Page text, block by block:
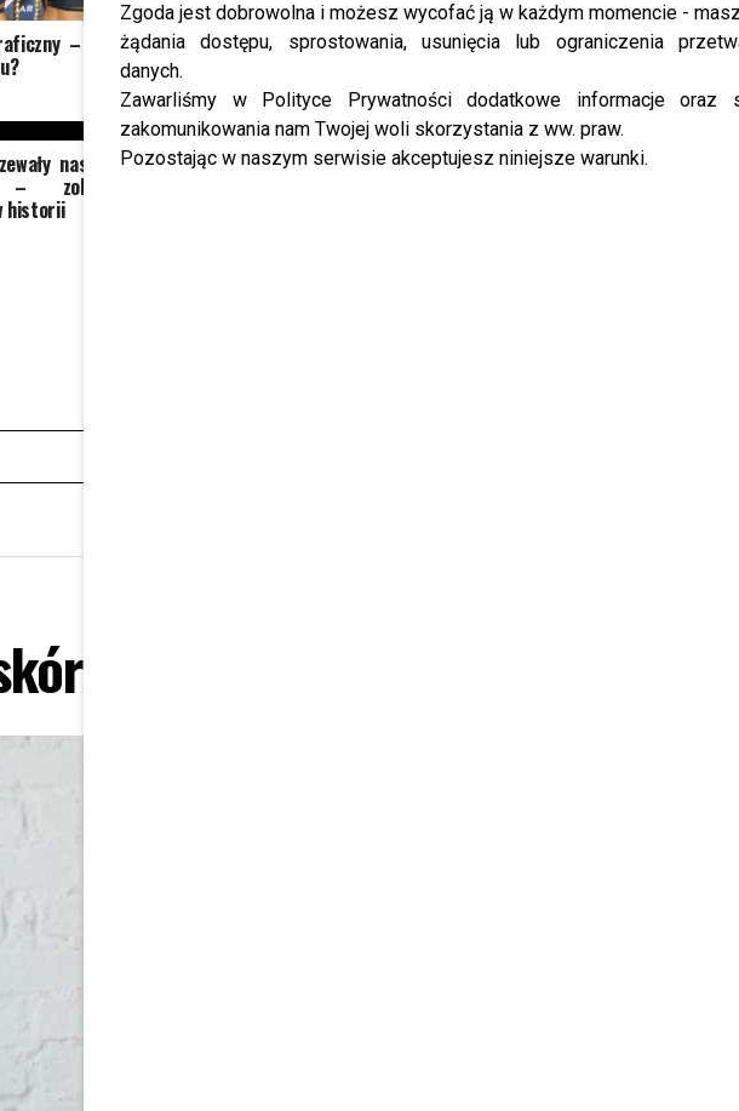
Zgoda jest dobrowolna i możesz wycofać ją w każdym momencie -
żądania dostępu, sprostowania, usunięcia lub ograniczenia
danych.
Zawarliśmy w Polityce Prywatności dodatkowe informacje oraz
zakomunikowania nam Twojej woli skorzystania z ww. praw.
Pozostając w naszym serwisie akceptujesz niniejsze warunki.
– czy
nas na
zobacz
historii
Kapelusik Wieniawy, Mercedes w
kombinezonie i Mucha na motorze
Julia Wieniawa nową WAG – Baron
będzie zły? Fani już komentują!
bezpośrednio po goleniu?